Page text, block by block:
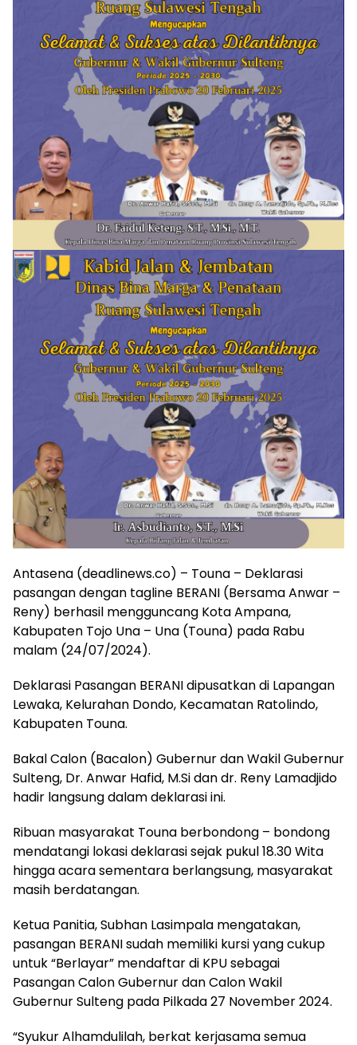
Antasena (deadlinews.co) – Touna – Deklarasi
pasangan dengan tagline BERANI (Bersama Anwar –
Reny) berhasil mengguncang Kota Ampana,
Kabupaten Tojo Una – Una (Touna) pada Rabu
malam (24/07/2024).
Deklarasi Pasangan BERANI dipusatkan di Lapangan
Lewaka, Kelurahan Dondo, Kecamatan Ratolindo,
Kabupaten Touna.
Bakal Calon (Bacalon) Gubernur dan Wakil Gubernur
Sulteng, Dr. Anwar Hafid, M.Si dan dr. Reny Lamadjido
hadir langsung dalam deklarasi ini.
Ribuan masyarakat Touna berbondong – bondong
mendatangi lokasi deklarasi sejak pukul 18.30 Wita
hingga acara sementara berlangsung, masyarakat
masih berdatangan.
Ketua Panitia, Subhan Lasimpala mengatakan,
pasangan BERANI sudah memiliki kursi yang cukup
untuk “Berlayar” mendaftar di KPU sebagai
Pasangan Calon Gubernur dan Calon Wakil
Gubernur Sulteng pada Pilkada 27 November 2024.
“Syukur Alhamdulilah, berkat kerjasama semua